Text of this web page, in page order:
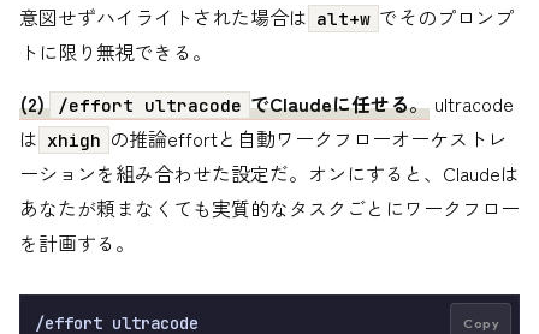
意図せずハイライトされた場合は alt+w でそのプロンプ
トに限り無視できる。
(2) /effort ultracode でClaudeに任せる。 ultracode
は xhigh の推論effortと自動ワークフローオーケストレ
ーションを組み合わせた設定だ。オンにすると、Claudeは
あなたが頼まなくても実質的なタスクごとにワークフロー
を計画する。
Copy